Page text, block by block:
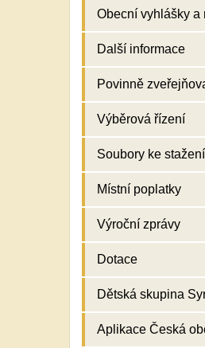
Obecní vyhlášky a
Další informace
Povinně
Výběrová řízení
Soubory ke stažení
Místní poplatky
Výroční zprávy
Dotace
Dětská skupina
Aplikace Česká